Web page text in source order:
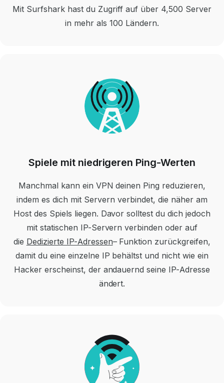
Mit Surfshark hast du Zugriff auf über 4,500 Server
in mehr als 100 Ländern.
Spiele mit niedrigeren Ping-Werten
Manchmal kann ein VPN deinen Ping reduzieren,
indem es dich mit Servern verbindet, die näher am
Host des Spiels liegen. Davor solltest du dich jedoch
mit statischen IP-Servern verbinden oder auf
die Dedizierte IP-Adressen– Funktion zurückgreifen,
damit du eine einzelne IP behältst und nicht wie ein
Hacker erscheinst, der andauernd seine IP-Adresse
ändert.